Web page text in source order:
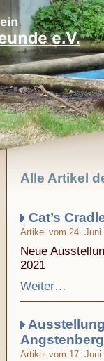
Alle Artikel
Cat’s
Artikel vom 24. Juni
Neue
2021
Weiter…
Artikel vom 17. Juni